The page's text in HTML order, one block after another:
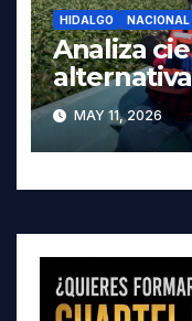
HIDALGO NACIONAL
Analiza
crisis
Tepeji
MAY 11, 2026